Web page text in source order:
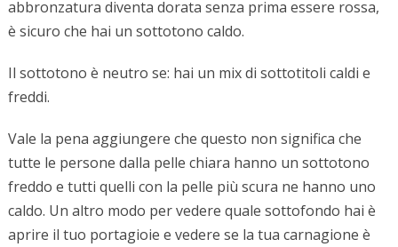
abbronzatura diventa dorata senza prima essere rossa,
è sicuro che hai un sottotono caldo.
Il sottotono è neutro se: hai un mix di sottotitoli caldi e
freddi.
Vale la pena aggiungere che questo non significa che
tutte le persone dalla pelle chiara hanno un sottotono
freddo e tutti quelli con la pelle più scura ne hanno uno
caldo. Un altro modo per vedere quale sottofondo hai è
aprire il tuo portagioie e vedere se la tua carnagione è